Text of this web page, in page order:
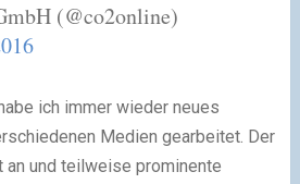
(@co2online)
ich immer wieder neues
Medien gearbeitet. Der
an und teilweise prominente